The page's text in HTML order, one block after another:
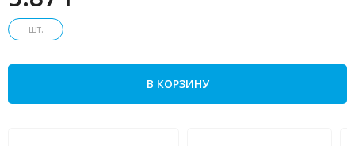
шт.
В КОРЗИНУ